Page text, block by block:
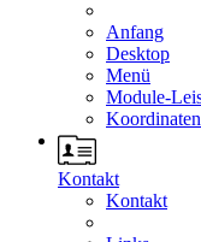
Anfang
Desktop
Menü
Module-
Kontakt
Kontakt